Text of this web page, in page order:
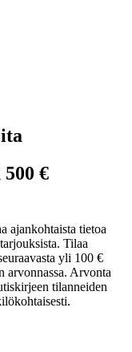
€
ajankohtaista tietoa
Tilaa
yli 100 €
arvonnassa. Arvonta
tilanneiden